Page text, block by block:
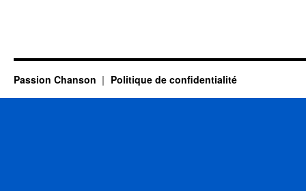
Passion Chanson Politique de confidentialité